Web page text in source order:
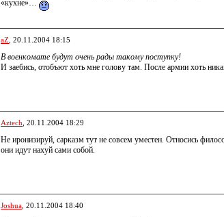
«кухне»…
aZ , 20.11.2004 18:15
В военкомате будут очень рады такому поступку!
И заебись, отобъют хоть мне голову там. После армии хоть
Aztech , 20.11.2004 18:29
Не иронизируй, сарказм тут не совсем уместен. Относись
они идут нахуй сами собой.
Joshua , 20.11.2004 18:40